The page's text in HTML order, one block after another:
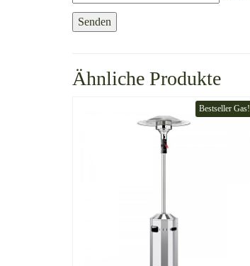
Ähnliche Produkte
Bestseller Gas!